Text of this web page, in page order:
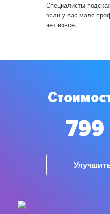
Специалисты
если у вас мало
нет вовсе.
799